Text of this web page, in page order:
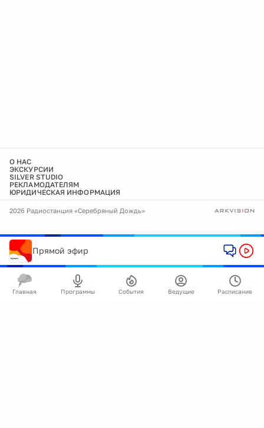
О НАС
ЭКСКУРСИИ
SILVER STUDIO
РЕКЛАМОДАТЕЛЯМ
ЮРИДИЧЕСКАЯ ИНФОРМАЦИЯ
2026 Радиостанция «Серебряный Дождь»
Прямой эфир
Главная Программы События Ведущие Расписание